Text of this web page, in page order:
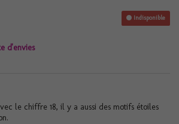
Indisponible
d'envies
le chiffre 18, il y a aussi des motifs étoiles